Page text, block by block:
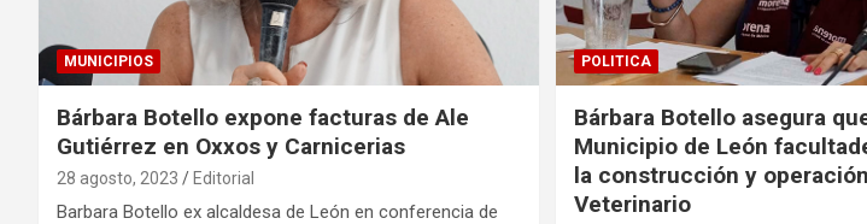
MUNICIPIOS
Bárbara Botello expone facturas de Ale
Gutiérrez en Oxxos y Carnicerias
28 agosto, 2023 Editorial
Barbara Botello ex alcaldesa de León en conferencia de
POLITICA
Bárbara Botello asegura
Municipio de León
la construcción y
Veterinario